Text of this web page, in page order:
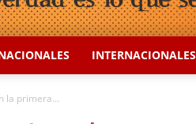
INTERNACIONALES
la primera...